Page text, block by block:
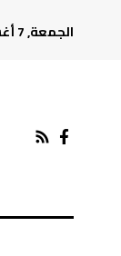
الجمعة, 7 أغسطس 2026